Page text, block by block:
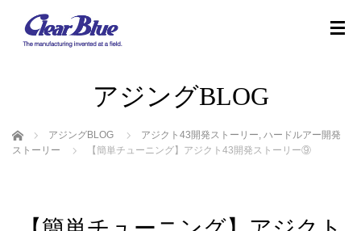
アジングBLOG
ホーム アジングBLOG アジクト43開発ストーリー, ハードルアー開発
ストーリー
【簡単チューニング】アジクト43開発ストーリー⑨